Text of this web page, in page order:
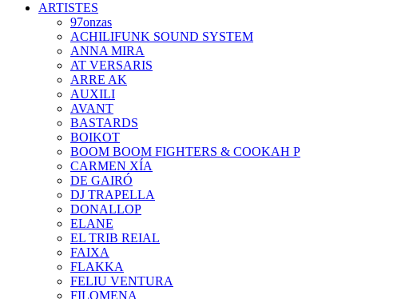
ARTISTES
97onzas
ACHILIFUNK SOUND SYSTEM
ANNA MIRA
AT VERSARIS
ARRE AK
AUXILI
AVANT
BASTARDS
BOIKOT
BOOM BOOM FIGHTERS & COOKAH P
CARMEN XÍA
DE GAIRÓ
DJ TRAPELLA
DONALLOP
ELANE
EL TRIB REIAL
FAIXA
FLAKKA
FELIU VENTURA
FILOMENA